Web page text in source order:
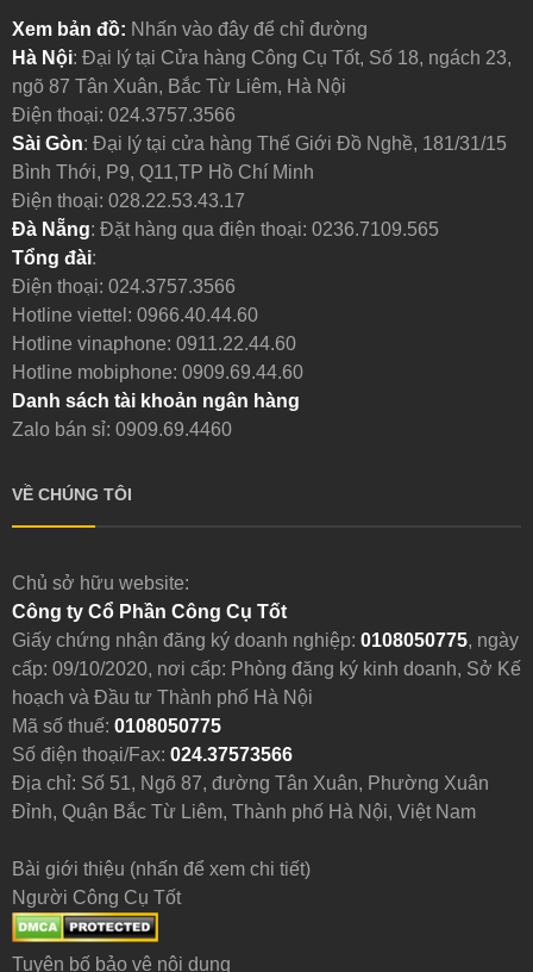
Xem bản đồ: Nhấn vào đây để chỉ đường
Hà Nội: Đại lý tại Cửa hàng Công Cụ Tốt, Số 18, ngách 23,
ngõ 87 Tân Xuân, Bắc Từ Liêm, Hà Nội
Điện thoại: 024.3757.3566
Sài Gòn: Đại lý tại cửa hàng Thế Giới Đồ Nghề, 181/31/15
Bình Thới, P9, Q11,TP Hồ Chí Minh
Điện thoại: 028.22.53.43.17
Đà Nẵng: Đặt hàng qua điện thoại: 0236.7109.565
Tổng đài:
Điện thoại: 024.3757.3566
Hotline viettel: 0966.40.44.60
Hotline vinaphone: 0911.22.44.60
Hotline mobiphone: 0909.69.44.60
Danh sách tài khoản ngân hàng
Zalo bán sỉ: 0909.69.4460
VỀ CHÚNG TÔI
Chủ sở hữu website:
Công ty Cổ Phần Công Cụ Tốt
Giấy chứng nhận đăng ký doanh nghiệp: 0108050775, ngày
cấp: 09/10/2020, nơi cấp: Phòng đăng ký kinh doanh, Sở Kế
hoạch và Đầu tư Thành phố Hà Nội
Mã số thuế: 0108050775
Số điện thoại/Fax: 024.37573566
Địa chỉ: Số 51, Ngõ 87, đường Tân Xuân, Phường Xuân
Đỉnh, Quận Bắc Từ Liêm, Thành phố Hà Nội, Việt Nam
Bài giới thiệu (nhấn để xem chi tiết)
Người Công Cụ Tốt
Tuyên bố bảo vệ nội dung